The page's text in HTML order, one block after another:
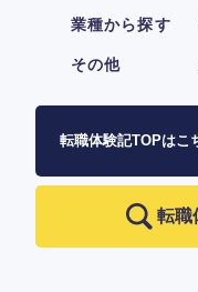
業種から探す
その他
転職体験記TOPはこ
転職